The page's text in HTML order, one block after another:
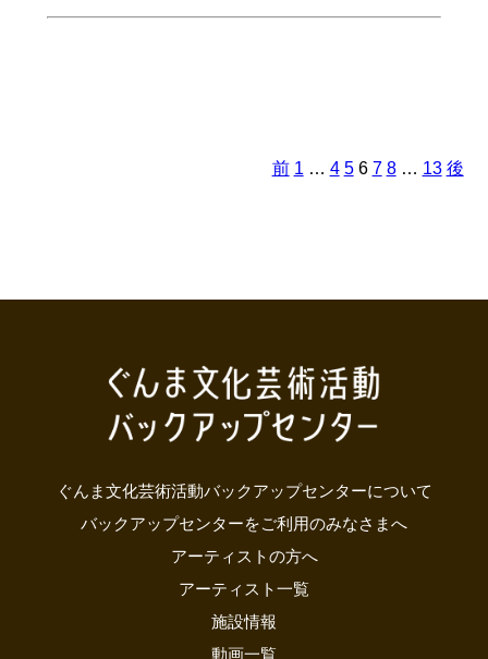
ジ前 1 … 4 5 6 7 8 … 13 後
ぐんま文化芸術活動バックアップセンターについて
バックアップセンターをご利用のみなさまへ
アーティストの方へ
アーティスト一覧
施設情報
動画一覧